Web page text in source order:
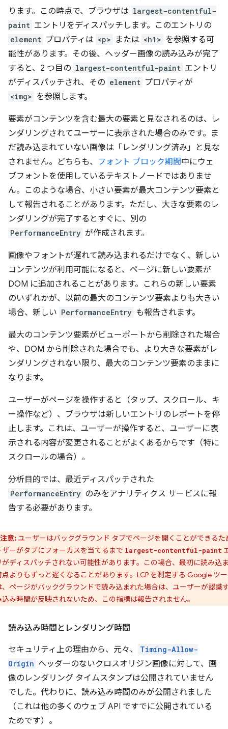
ります。この時点で、ブラウザは largest-contentful-
paint エントリをディスパッチします。このエントリの
element プロパティは <p> または <h1> を参照する可
能性があります。その後、ヘッダー画像の読み込みが完了
すると、2 つ目の largest-contentful-paint エントリ
がディスパッチされ、その element プロパティが
<img> を参照します。
要素がコンテンツを含む最大の要素と見なされるのは、レ
ンダリングされてユーザーに表示された場合のみです。ま
だ読み込まれていない画像は「レンダリング済み」と見な
されません。どちらも、 フォント ブロック期間中にウェ
ブフォントを使用しているテキストノードではありませ
ん。このような場合、小さい要素が最大コンテンツ要素と
して報告されることがあります。ただし、大きな要素のレ
ンダリングが完了するとすぐに、別の
PerformanceEntry が作成されます。
画像やフォントが遅れて読み込まれるだけでなく、新しい
コンテンツが利用可能になると、ページに新しい要素が
DOM に追加されることがあります。これらの新しい要素
のいずれかが、以前の最大のコンテンツ要素よりも大きい
場合、新しい PerformanceEntry も報告されます。
最大のコンテンツ要素がビューポートから削除された場合
や、DOM から削除された場合でも、より大きな要素がレ
ンダリングされない限り、最大のコンテンツ要素のままに
なります。
ユーザーがページを操作すると（タップ、スクロール、キ
ー操作など）、ブラウザは新しいエントリのレポートを停
止します。これは、ユーザーが操作すると、ユーザーに表
示される内容が変更されることがよくあるからです（特に
スクロールの場合）。
分析目的では、最近ディスパッチされた
PerformanceEntry のみをアナリティクス サービスに報
告する必要があります。
注意: ユーザーはバックグラウンド タブでページを開くことができるた
ザーがタブにフォーカスを当てるまで largest-contentful-paint
がディスパッチされない可能性があります。この場合、最初に読み込
点よりもずっと遅くなることがあります。LCP を測定する Google ツ
、ページがバックグラウンドで読み込まれた場合は、ユーザーが認識
込み時間が反映されないため、この指標は報告されません。
読み込み時間とレンダリング時間
セキュリティ上の理由から、元々、
Timing-Allow-
Origin ヘッダーのないクロスオリジン画像に対して、画
像のレンダリング タイムスタンプは公開されていません
でした。代わりに、読み込み時間のみが公開されました
（これは他の多くのウェブ API ですでに公開されている
ためです）。